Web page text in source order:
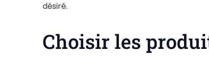
désiré.
Choisir les